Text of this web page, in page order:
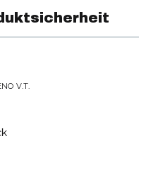
V.T.